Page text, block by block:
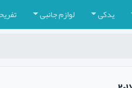
یدکی لوازم جانبی